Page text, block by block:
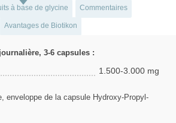
à base de glycine Commentaires
Avantages de Biotikon
3-6 capsules :
1.500-3.000 mg
enveloppe de la capsule Hydroxy-Propyl-